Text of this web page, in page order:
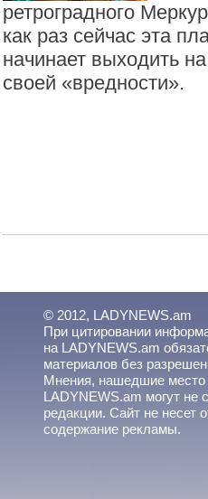
ретроградного
как раз сейчас эта
начинает выходить
своей «вредности».
© 2012, LADYNEWS.am
При цитировании
на LADYNEWS.am
материалов без
Мнения, нашедшие место
LADYNEWS.am могут не
редакции. Сайт не несет
содержание рекламы.